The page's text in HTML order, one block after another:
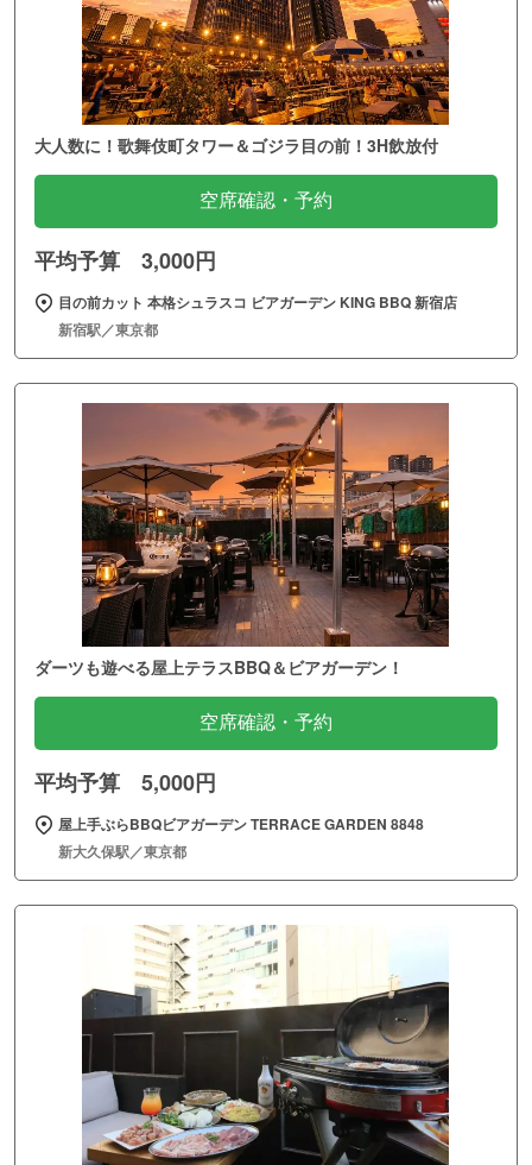
大人数に！歌舞伎町タワー＆ゴジラ目の前！3H飲放付
空席確認・予約
平均予算 3,000円
目の前カット 本格シュラスコ ビアガーデン KING BBQ 新宿店
新宿駅／東京都
ダーツも遊べる屋上テラスBBQ＆ビアガーデン！
空席確認・予約
平均予算 5,000円
屋上手ぶらBBQビアガーデン TERRACE GARDEN 8848
新大久保駅／東京都